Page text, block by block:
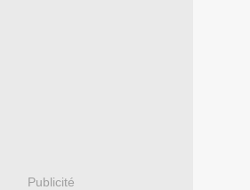
Publicité